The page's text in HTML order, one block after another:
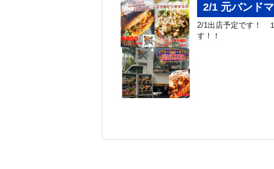
2/1 元バンド
2/1出店予定です！
す！！